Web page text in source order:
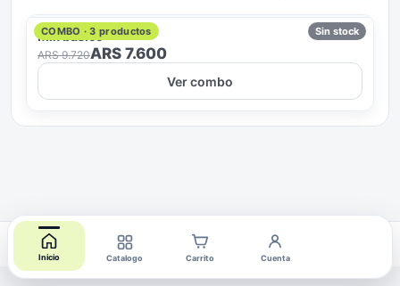
COMBO ·3 productos Sin stock
Mix basico
ARS 9.720ARS 7.600
Ver combo
Inicio Catalogo Carrito Cuenta
Tienda creada con COMBOX